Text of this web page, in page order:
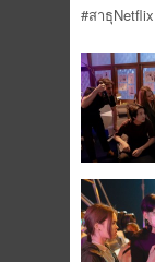
#สาธุ